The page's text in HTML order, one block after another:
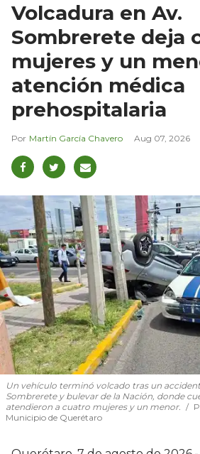
Volcadura en Av.
Sombrerete deja
mujeres y un
atención médica
prehospitalaria
Martín García Chavero Aug 07, 2026
Un vehículo terminó volcado tras un
Sombrerete y bulevar de la Nación, donde
atendieron a cuatro mujeres y un menor.
Municipio de Querétaro